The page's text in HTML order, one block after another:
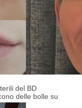
del BD
delle bolle su